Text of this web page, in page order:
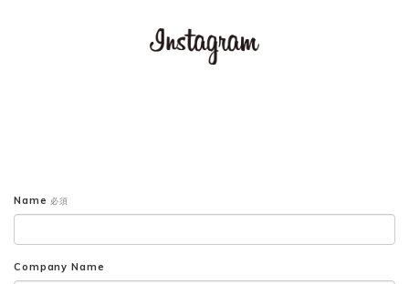
Name 必須
Company Name